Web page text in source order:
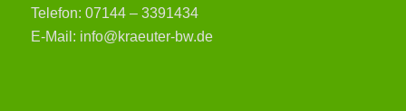
Telefon: 07144 – 3391434
E-Mail: info@kraeuter-bw.de